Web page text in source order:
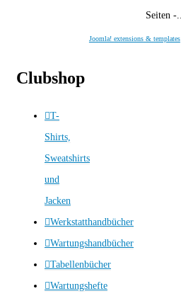
Seiten -...
Joomla! extensions & templates
Clubshop
T-
Shirts,
Sweatshirts
und
Jacken
Werkstatthandbücher
Wartungshandbücher
Tabellenbücher
Wartungshefte